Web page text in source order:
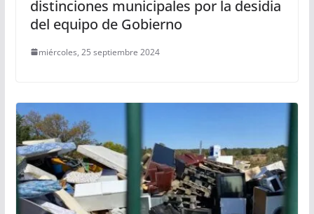
distinciones municipales por la desidia
del equipo de Gobierno
miércoles, 25 septiembre 2024